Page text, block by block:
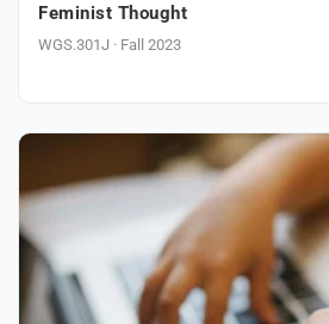
Feminist Thought
WGS.301J · Fall 2023